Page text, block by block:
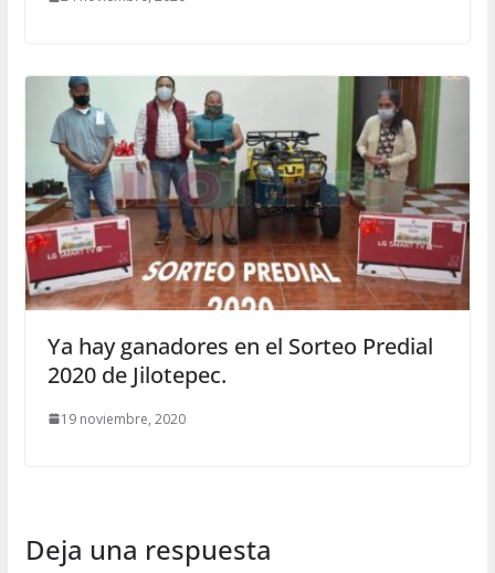
Ya hay ganadores en el Sorteo Predial
2020 de Jilotepec.
19 noviembre, 2020
Deja una respuesta